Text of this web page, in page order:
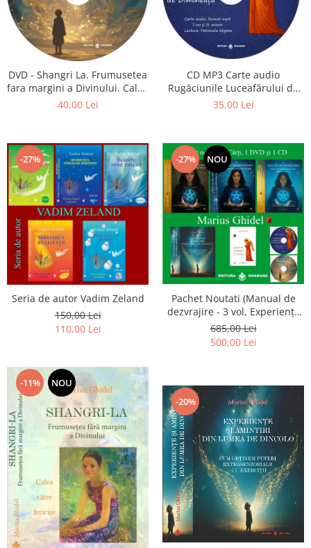
DVD - Shangri La. Frumusetea
fara margini a Divinului. Calea
catre fericire
40,00 Lei
CD MP3 Carte audio
Rugăciunile Luceafărului de
dimineață
35,00 Lei
-27%
Seria de autor Vadim Zeland
150,00 Lei
110,00 Lei
-27% NOU
Pachet Noutati (Manual de
dezvrajire - 3 vol, Experiențe
și amintiri, Rugăciunile
Luceafarului de dimineata) -
Marius Ghidel
685,00 Lei
500,00 Lei
-11% NOU
-20%